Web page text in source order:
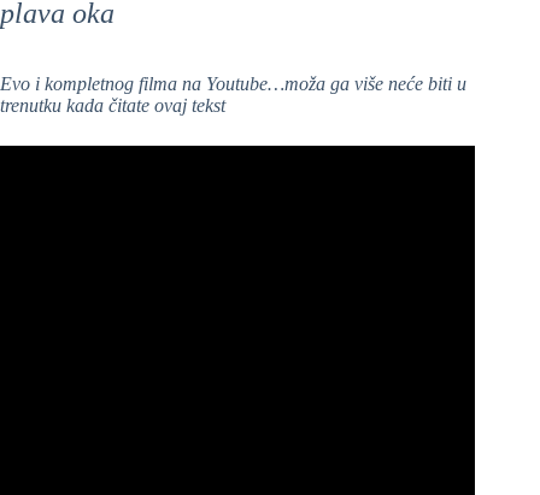
plava oka
Evo i kompletnog filma na Youtube…moža ga više neće biti u
trenutku kada čitate ovaj tekst